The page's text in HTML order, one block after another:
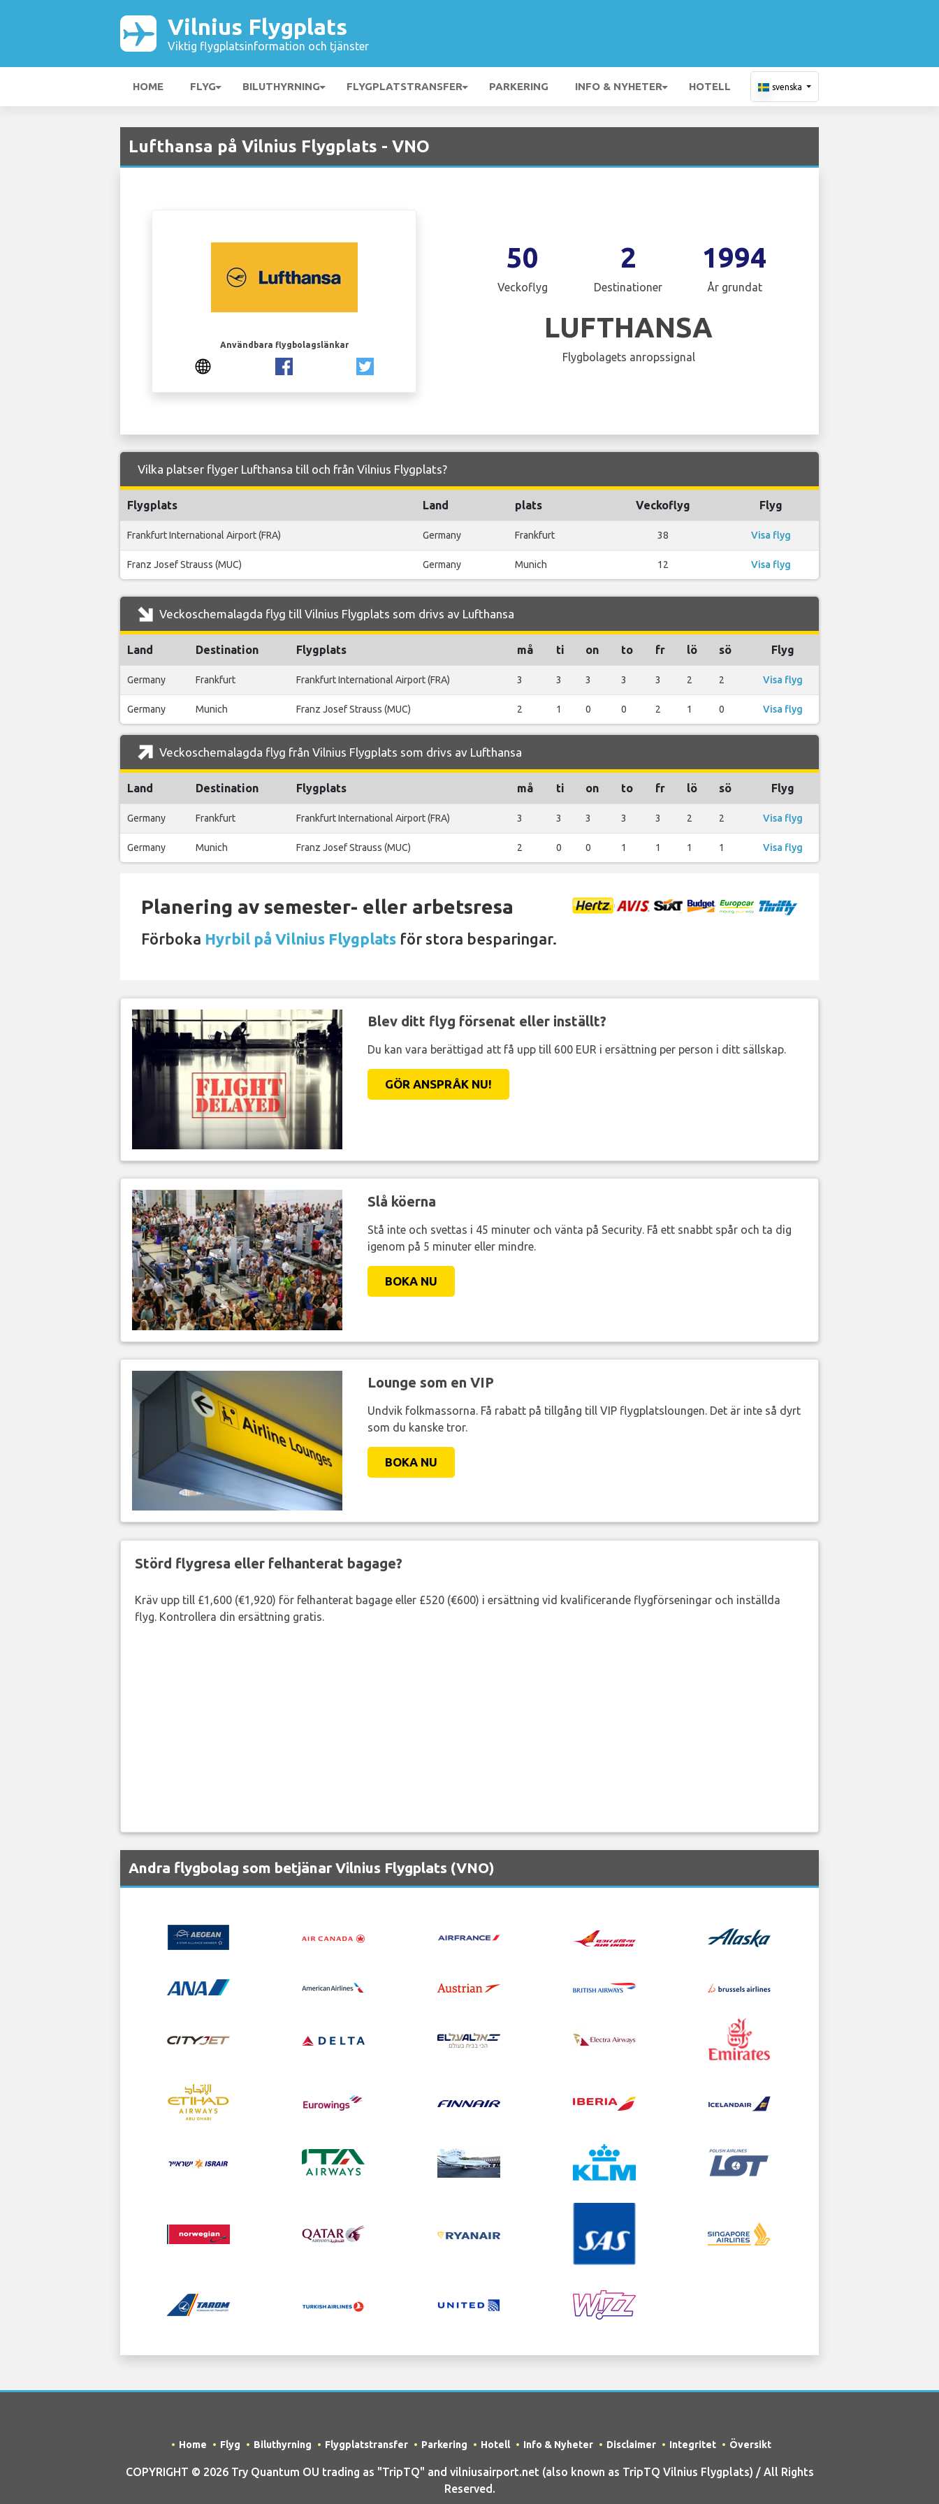
Vilnius Flygplats
Viktig flygplatsinformation och tjänster
HOME FLYG BILUTHYRNING FLYGPLATSTRANSFER PARKERING INFO & NYHETER HOTELL svenska
Lufthansa på Vilnius Flygplats - VNO
Användbara flygbolagslänkar
50
Veckoflyg
2
Destinationer
1994
År grundat
LUFTHANSA
Flygbolagets anropssignal
Vilka platser flyger Lufthansa till och från Vilnius Flygplats?
Flygplats Land plats Veckoflyg Flyg
Frankfurt International Airport (FRA) Germany Frankfurt 38 Visa flyg
Franz Josef Strauss (MUC) Germany Munich 12 Visa flyg
Veckoschemalagda flyg till Vilnius Flygplats som drivs av Lufthansa
Land Destination Flygplats må ti on to fr lö sö Flyg
Germany Frankfurt Frankfurt International Airport (FRA) 3 3 3 3 3 2 2 Visa flyg
Germany Munich Franz Josef Strauss (MUC) 2 1 0 0 2 1 0 Visa flyg
Veckoschemalagda flyg från Vilnius Flygplats som drivs av Lufthansa
Land Destination Flygplats må ti on to fr lö sö Flyg
Germany Frankfurt Frankfurt International Airport (FRA) 3 3 3 3 3 2 2 Visa flyg
Germany Munich Franz Josef Strauss (MUC) 2 0 0 1 1 1 1 Visa flyg
Planering av semester- eller arbetsresa
Förboka Hyrbil på Vilnius Flygplats för stora besparingar.
Blev ditt flyg försenat eller inställt?
Du kan vara berättigad att få upp till 600 EUR i ersättning per person i ditt sällskap.
GÖR ANSPRÅK NU!
Slå köerna
Stå inte och svettas i 45 minuter och vänta på Security. Få ett snabbt spår och ta dig
igenom på 5 minuter eller mindre.
BOKA NU
Lounge som en VIP
Undvik folkmassorna. Få rabatt på tillgång till VIP flygplatsloungen. Det är inte så dyrt
som du kanske tror.
BOKA NU
Störd flygresa eller felhanterat bagage?
Kräv upp till £1,600 (€1,920) för felhanterat bagage eller £520 (€600) i ersättning vid kvalificerande flygförseningar och inställda
flyg. Kontrollera din ersättning gratis.
Andra flygbolag som betjänar Vilnius Flygplats (VNO)
Home Flyg Biluthyrning Flygplatstransfer Parkering Hotell Info & Nyheter Disclaimer Integritet Översikt
COPYRIGHT © 2026 Try Quantum OU trading as "TripTQ" and vilniusairport.net (also known as TripTQ Vilnius Flygplats) / All Rights
Reserved.